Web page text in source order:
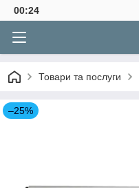
00:24
Товари та послуги
–25%